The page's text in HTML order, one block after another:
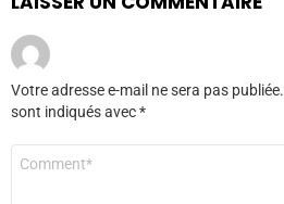
Votre adresse e-mail ne sera pas publiée.
sont indiqués avec*
Commentaire